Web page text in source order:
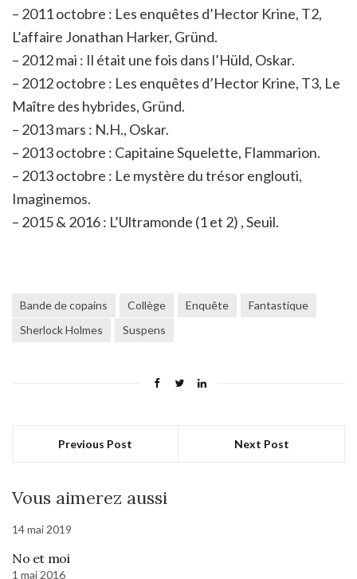
– 2011 octobre : Les enquêtes d’Hector Krine, T2,
L’affaire Jonathan Harker, Gründ.
– 2012 mai : Il était une fois dans l’Hüld, Oskar.
– 2012 octobre : Les enquêtes d’Hector Krine, T3, Le
Maître des hybrides, Gründ.
– 2013 mars : N.H., Oskar.
– 2013 octobre : Capitaine Squelette, Flammarion.
– 2013 octobre : Le mystère du trésor englouti,
Imaginemos.
– 2015 & 2016 : L’Ultramonde (1 et 2) , Seuil.
Bande de copains Collège Enquête
Fantastique
Sherlock Holmes
Suspens
Previous Post Next Post
Vous aimerez aussi
14 mai 2019
No et moi
1 mai 2016